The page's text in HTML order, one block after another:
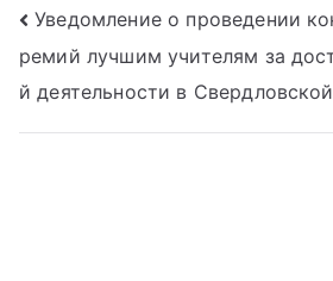
Навигация
по
записям
Уведомление о проведении
ремий лучшим учителям за
й деятельности в